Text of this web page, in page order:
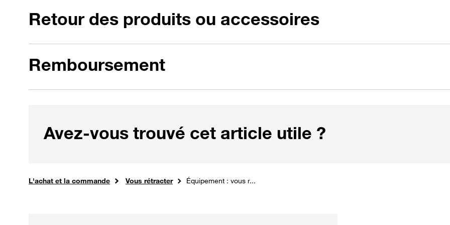
Retour des produits ou accessoires
Remboursement
Avez-vous trouvé cet article utile ?
Accueil
assistance commerciale
L'achat et la commande Vous rétracter Équipement : vous r...